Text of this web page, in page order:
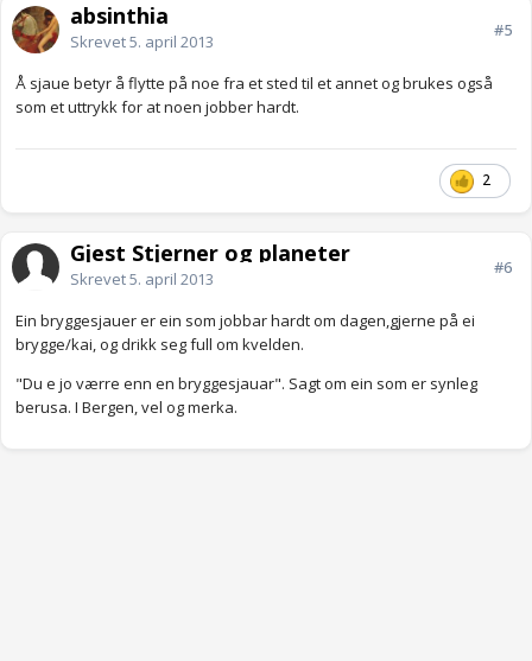
absinthia
Skrevet5. april 2013
#5
Å sjaue betyr å flytte på noe fra et sted til et annet og brukes også
som et uttrykk for at noen jobber hardt.
2
Gjest Stjerner og planeter
Skrevet5. april 2013
#6
Ein bryggesjauer er ein som jobbar hardt om dagen,gjerne på ei
brygge/kai, og drikk seg full om kvelden.
"Du e jo værre enn en bryggesjauar". Sagt om ein som er synleg
berusa. I Bergen, vel og merka.